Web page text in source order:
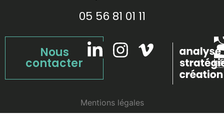
05 56 81 01 11
Nous
contacter
Mentions légales